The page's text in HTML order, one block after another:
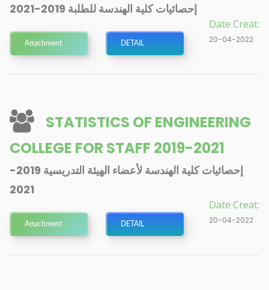
إحصائيات كلية الهندسة للطلبة 2019-2021
Date Creat:
20-04-2022
Attachment DETAIL
STATISTICS OF ENGINEERING
COLLEGE FOR STAFF 2019-2021
إحصائيات كلية الهندسة لأعضاء الهيئة التدريسية 2019-
2021
Date Creat:
20-04-2022
Attachment DETAIL